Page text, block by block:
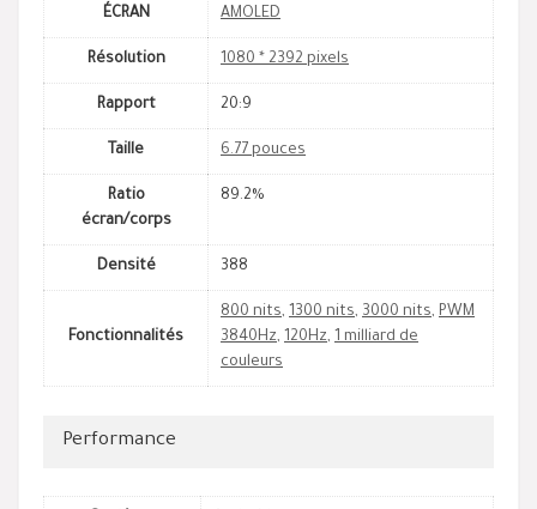
ÉCRAN AMOLED
Résolution 1080 * 2392 pixels
Rapport 20:9
Taille 6.77 pouces
Ratio
écran/corps
89.2%
Densité 388
Fonctionnalités
800 nits, 1300 nits, 3000 nits, PWM
3840Hz, 120Hz, 1 milliard de
couleurs
Performance